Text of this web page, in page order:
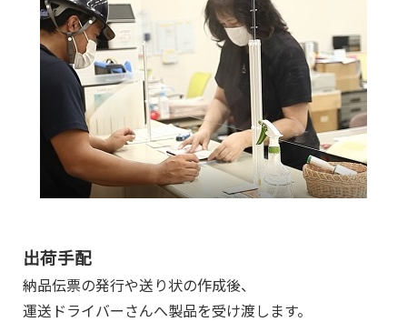
出荷手配
納品伝票の発行や送り状の作成後、
運送ドライバーさんへ製品を受け渡します。